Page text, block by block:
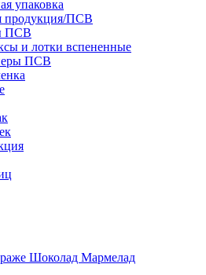
упаковка
продукция/ПСВ
ПСВ
и лотки вспененные
ПСВ
Шоколад Мармелад